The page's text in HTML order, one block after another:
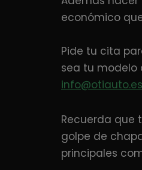
económico
Pide tu cita
sea tu modelo
info@otiauto.es
Recuerda que
golpe de
principales